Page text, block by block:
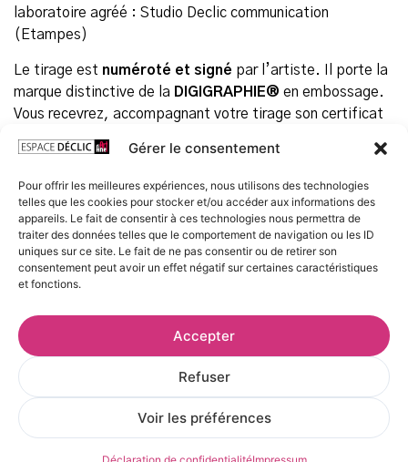
Gérer le consentement
Pour offrir les meilleures expériences, nous utilisons des technologies
telles que les cookies pour stocker et/ou accéder aux informations des
appareils. Le fait de consentir à ces technologies nous permettra de
traiter des données telles que le comportement de navigation ou les ID
uniques sur ce site. Le fait de ne pas consentir ou de retirer son
consentement peut avoir un effet négatif sur certaines caractéristiques
et fonctions.
Accepter
Refuser
Voir les préférences
laboratoire agréé : Studio Declic communication
(Etampes)
Le tirage est numéroté et signé par l’artiste. Il porte la
marque distinctive de la DIGIGRAPHIE® en embossage.
Vous recevrez, accompagnant votre tirage son certificat
laDIGIGRAPHIE®.
15 en stock
Prix
80,00€ TTC
AJOUTER AU PANIER
Qu'est-ce que la Digigraphie® ?